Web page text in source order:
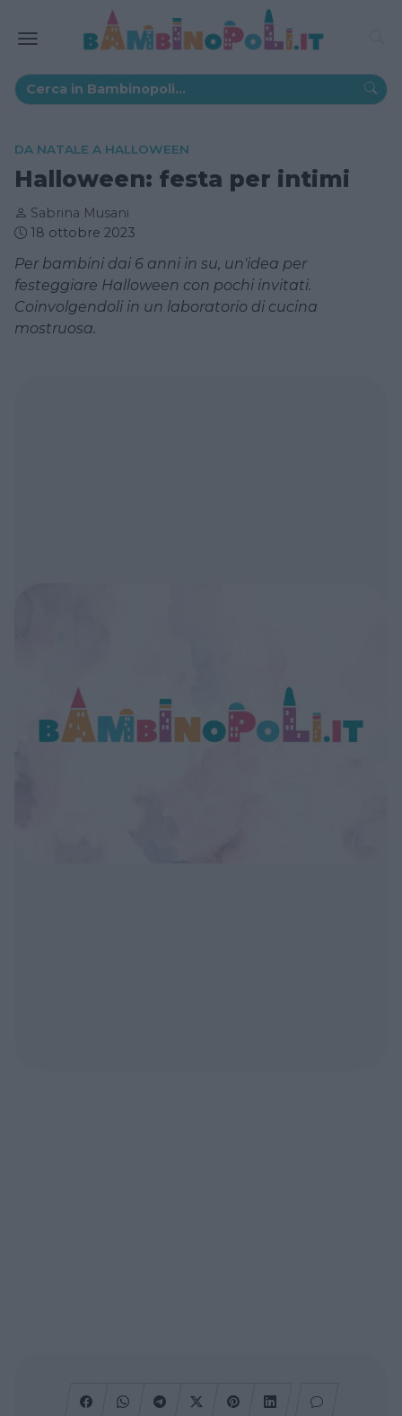
DA NATALE A HALLOWEEN
Halloween: festa per intimi
Sabrina Musani
18 ottobre 2023
Per bambini dai 6 anni in su, un'idea per
festeggiare Halloween con pochi invitati.
Coinvolgendoli in un laboratorio di cucina
mostruosa.